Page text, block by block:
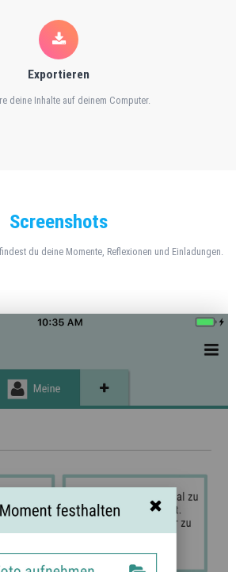
Exportieren
deine Inhalte auf deinem Computer.
Screenshots
du deine Momente, Reflexionen und Einladungen.